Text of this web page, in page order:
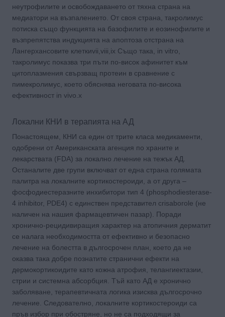
неутрофилите и освобождаването от тяхна страна на
медиатори на възпалението. От своя страна, такролимус
потиска също функцията на базофилите и еозинофилите и
възпрепятства индукцията на апоптоза отстрана на
Лангерхансовите клеткиvii,viii,ix Също така, in vitro,
такролимус показва три пъти по-висок афинитет към
цитоплазмения свързващ протеин в сравнение с
пимекролимус, което обяснява неговата по-висока
ефективност in vivo.x
Локални КНИ в терапията на АД
Понастоящем, КНИ са един от трите класа медикаменти,
одобрени от Американската агенция по храните и
лекарствата (FDA) за локално лечение на тежък АД.
Останалите две групи включват от една страна голямата
палитра на локалните кортикостероиди, а от друга –
фосфодиестеразните инхибитори тип 4 (phosphodiesterase-
4 inhibitor, PDE4) с единствен представител crisaborole (не
наличен на нашия фармацевтичен пазар). Поради
хронично-рецидивиращия характер на атопичния дерматит
се налага необходимостта от ефективно и безопасно
лечение на болестта в дългосрочен план, което да не
оказва така добре познатите странични ефекти на
дермокортикоидите като кожна атрофия, телангиектазии,
стрии и системна абсорбция. Тъй като АД е хронично
заболяване, терапевтичната логика изисква дългосрочно
лечение. Следователно, локалните кортикостероиди са
пръв избор при обостряне, но не са подходящи за